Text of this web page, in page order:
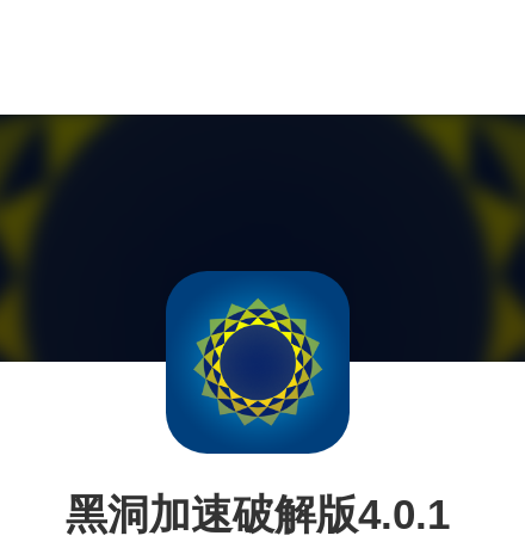
黑洞加速破解版4.0.1